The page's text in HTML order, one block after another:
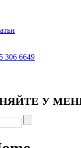
306 6649
У